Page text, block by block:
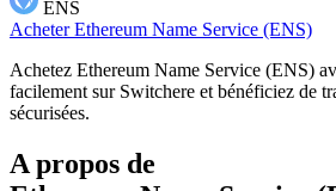
ENS
Acheter Ethereum Name Service (ENS)
Achetez Ethereum Name Service (ENS)
facilement sur Switchere et bénéficiez de
sécurisées.
A propos de